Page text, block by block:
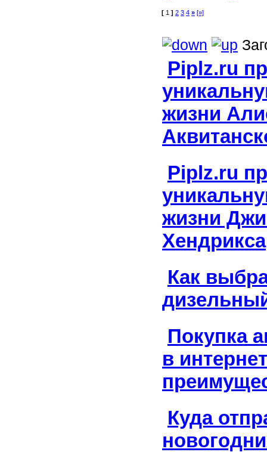
[ 1 ] 2 3 4 » [»]
Piplz.ru
жизни
Piplz.ru
жизни
Хендрикса
Как
Покупка
в
Куда